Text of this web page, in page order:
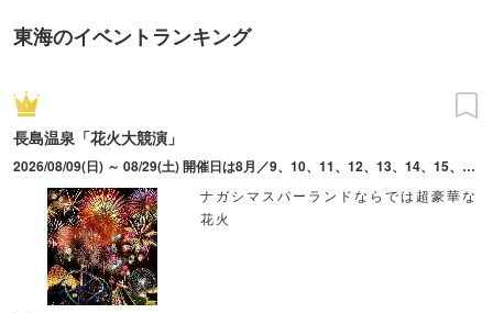
東海のイベントランキング
長島温泉「花火大競演」
2026/08/09(日) ～ 08/29(土) 開催日は8月／9、10、11、12、13、14、15、22、23、29（10日間）※当日の開催可否速報はHPに掲載 打ち上げ時間は約30分間
ナガシマスパーランドならでは超豪華な
花火